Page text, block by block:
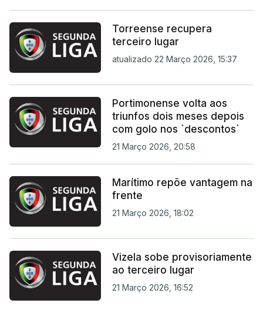
Torreense recupera
terceiro lugar
atualizado 22 Março 2026, 15:37
Portimonense volta aos
triunfos dois meses depois
com golo nos `descontos`
21 Março 2026, 20:58
Marítimo repõe vantagem na
frente
21 Março 2026, 18:02
Vizela sobe provisoriamente
ao terceiro lugar
21 Março 2026, 16:52